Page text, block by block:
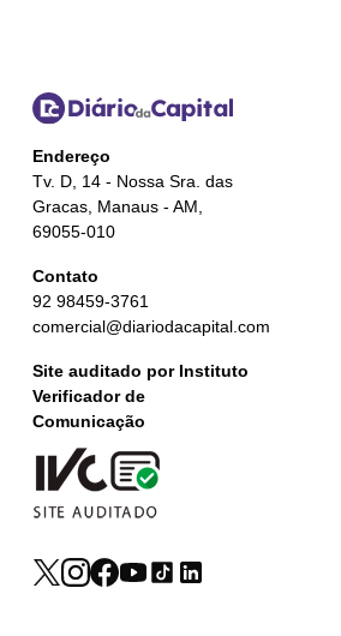
Endereço
Tv. D, 14 - Nossa Sra. das
Gracas, Manaus - AM,
69055-010
Contato
92 98459-3761
comercial@diariodacapital.com
Site auditado por Instituto
Verificador de
Comunicação